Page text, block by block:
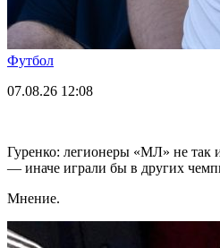
Футбол
07.08.26 12:08
Гуренко: легионеры «МЛ» не так
— иначе играли бы в других
Мнение.